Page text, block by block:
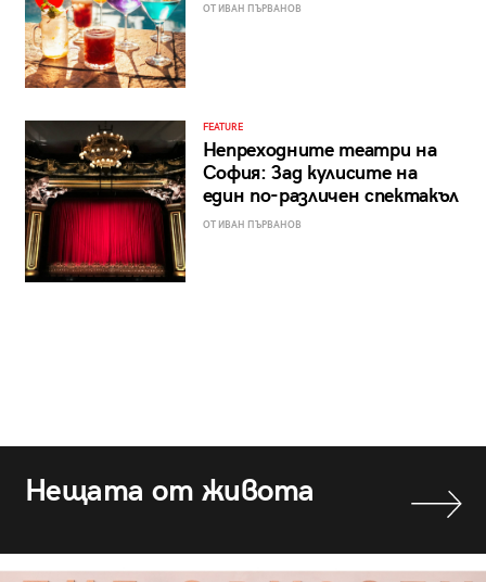
ОТ ИВАН ПЪРВАНОВ
FEATURE
Непреходните театри на
София: Зад кулисите на
един по-различен спектакъл
ОТ ИВАН ПЪРВАНОВ
Нещата от живота